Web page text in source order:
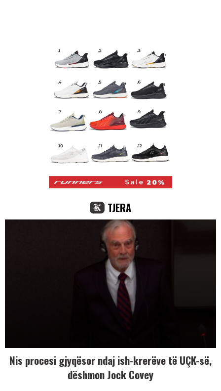
TJERA
Nis procesi gjyqësor ndaj ish-krerëve të UÇK-së,
dëshmon Jock Covey